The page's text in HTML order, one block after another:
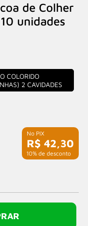
de Colher
unidades
COLORIDO
2 CAVIDADES
R$ 42,30
com 10% de desconto